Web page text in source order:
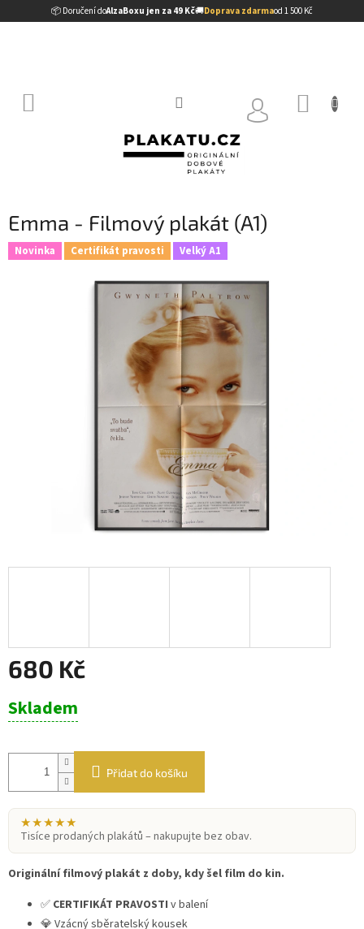
📦 Doručení doAlzaBoxu jen za 49 Kč🚚Doprava zdarmaod 1 500 Kč
na
Emma - Filmový plakát (A1)
Novinka Certifikát pravosti Velký A1
680 Kč
cena:
Skladem
Přidat do košíku
★★★★★
Tisíce prodaných plakátů – nakupujte bez obav.
Originální filmový plakát z doby, kdy šel film do kin.
✅ CERTIFIKÁT PRAVOSTI v balení
💎 Vzácný sběratelský kousek